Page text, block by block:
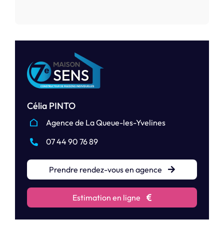
Célia PINTO
Agence de La Queue-les-Yvelines
07 44 90 76 89
Prendre rendez-vous en agence
Estimation en ligne